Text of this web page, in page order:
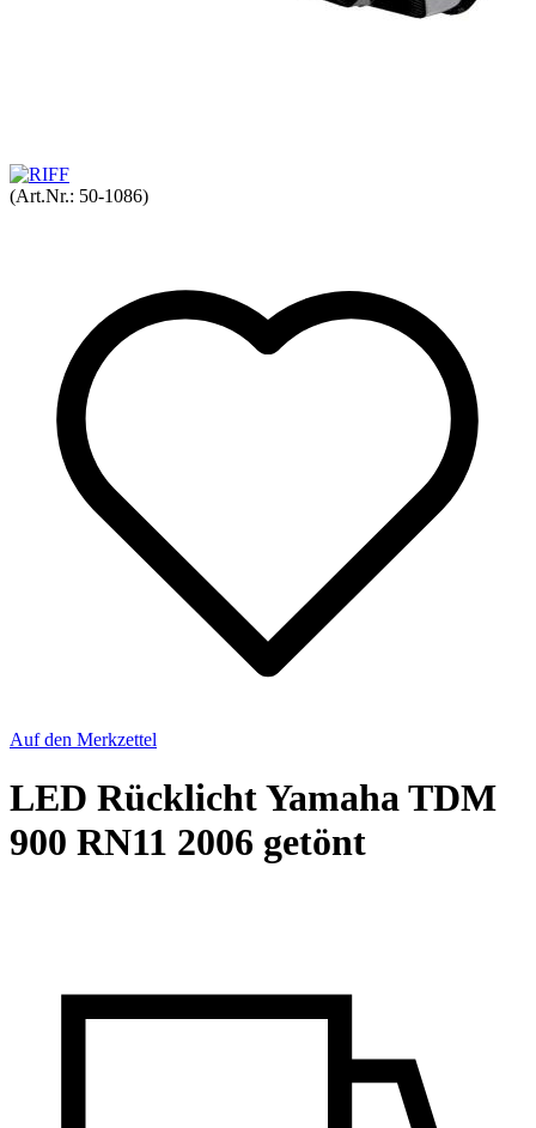
(Art.Nr.: 50-1086)
Auf den Merkzettel
LED Rücklicht Yamaha TDM
900 RN11 2006 getönt